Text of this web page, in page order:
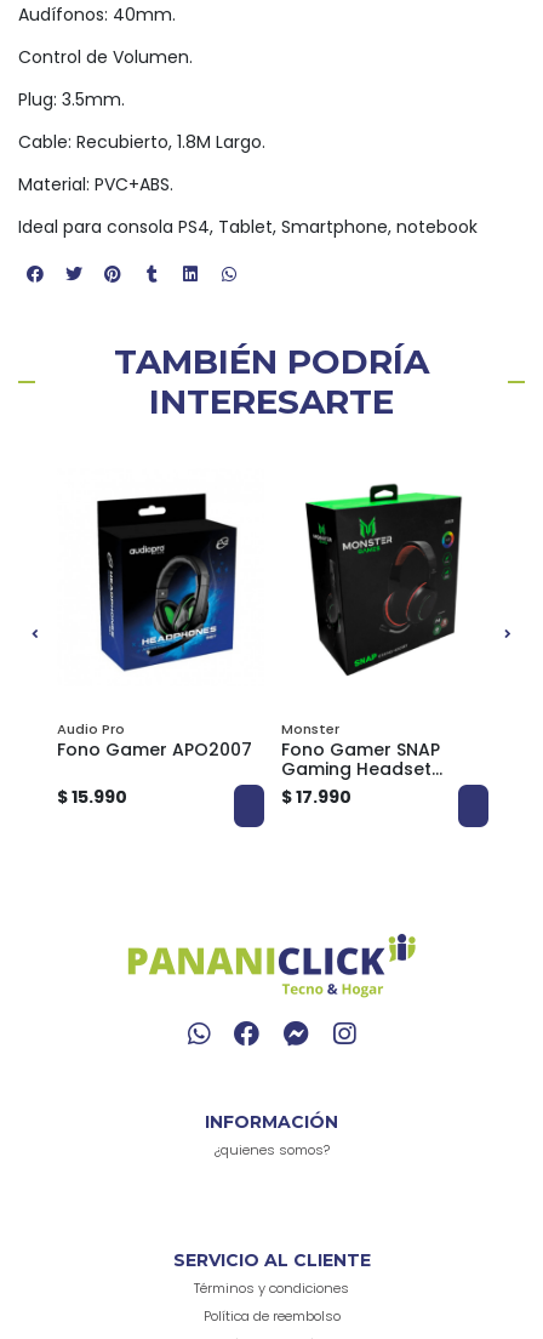
Audífonos: 40mm.
Control de Volumen.
Plug: 3.5mm.
Cable: Recubierto, 1.8M Largo.
Material: PVC+ABS.
Ideal para consola PS4, Tablet, Smartphone, notebook
TAMBIÉN PODRÍA
INTERESARTE
Audio Pro
Fono Gamer APO2007
$ 15.990
Monster
Fono Gamer SNAP
Gaming Headset
AU928 Monster
$ 17.990
INFORMACIÓN
¿quienes somos?
SERVICIO AL CLIENTE
Términos y condiciones
Política de reembolso